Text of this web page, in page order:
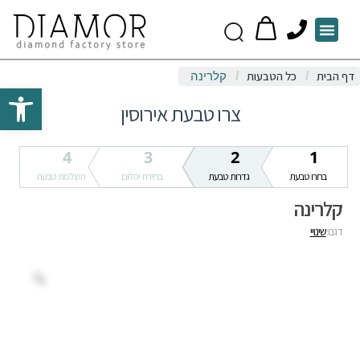
Open toolbar
P
o
n
Menu
דף הבית / כל הטבעות / ‏קלרינה
צרו טבעת אירוסין
1
בחרו טבעת
2
גדרות טבעת
3
בחירת יהלום
4
השלמת טבעת
‏קלרינה
דגם:שינויי